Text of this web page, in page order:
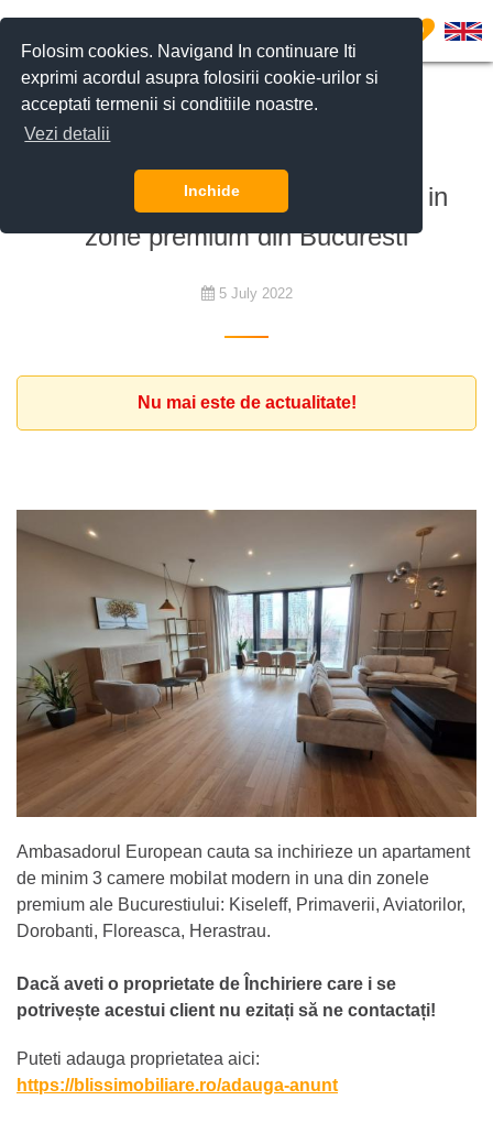
Folosim cookies. Navigand In continuare Iti
exprimi acordul asupra folosirii cookie-urilor si
acceptati termenii si conditiile noastre.
Vezi detalii
Inchide
0
De închiriat
apartament cu 3 camere mobilat in
zone premium din Bucuresti
5 July 2022
Nu mai este de actualitate!
Ambasadorul European cauta sa inchirieze un apartament
de minim 3 camere mobilat modern in una din zonele
premium ale Bucurestiului: Kiseleff, Primaverii, Aviatorilor,
Dorobanti, Floreasca, Herastrau.
Dacă aveti o proprietate de Închiriere care i se
potrivește acestui client nu ezitați să ne contactați!
Puteti adauga proprietatea aici:
https://blissimobiliare.ro/adauga-anunt